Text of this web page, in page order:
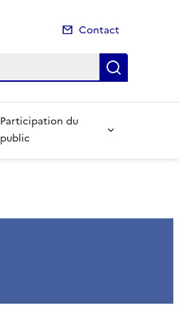
Contact
Participation du
public